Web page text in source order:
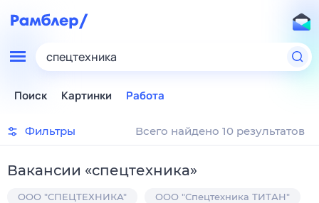
спецтехника
Поиск Картинки Работа
Фильтры Всего найдено 10 результатов
Вакансии «спецтехника»
ООО "СПЕЦТЕХНИКА" ООО "Спецтехника ТИТАН"